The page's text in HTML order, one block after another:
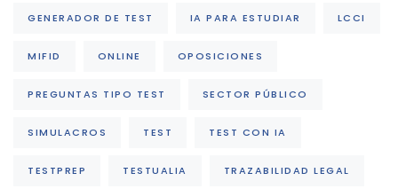
GENERADOR DE TEST IA PARA ESTUDIAR LCCI
MIFID ONLINE OPOSICIONES
PREGUNTAS TIPO TEST SECTOR PÚBLICO
SIMULACROS TEST TEST CON IA
TESTPREP TESTUALIA TRAZABILIDAD LEGAL